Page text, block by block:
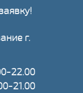
г.
22.00
21.00